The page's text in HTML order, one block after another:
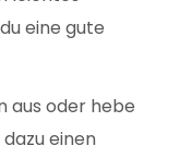
eine gute
aus oder hebe
einen